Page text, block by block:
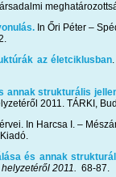
In Őri Péter –
az életciklusban
annak strukturális
2011. TÁRKI,
In Harcsa I. –
és annak
2011. 68-87.